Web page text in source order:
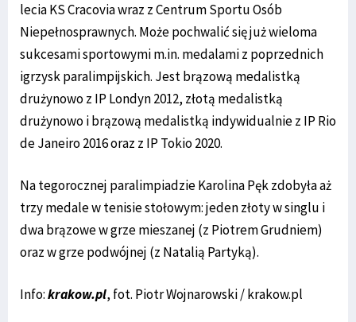
lecia KS Cracovia wraz z Centrum Sportu Osób
Niepełnosprawnych. Może pochwalić się już wieloma
sukcesami sportowymi m.in. medalami z poprzednich
igrzysk paralimpijskich. Jest brązową medalistką
drużynowo z IP Londyn 2012, złotą medalistką
drużynowo i brązową medalistką indywidualnie z IP Rio
de Janeiro 2016 oraz z IP Tokio 2020.
Na tegorocznej paralimpiadzie Karolina Pęk zdobyła aż
trzy medale w tenisie stołowym: jeden złoty w singlu i
dwa brązowe w grze mieszanej (z Piotrem Grudniem)
oraz w grze podwójnej (z Natalią Partyką).
Info:krakow.pl, fot. Piotr Wojnarowski / krakow.pl